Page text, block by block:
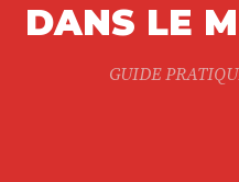
DANS LE
GUIDE